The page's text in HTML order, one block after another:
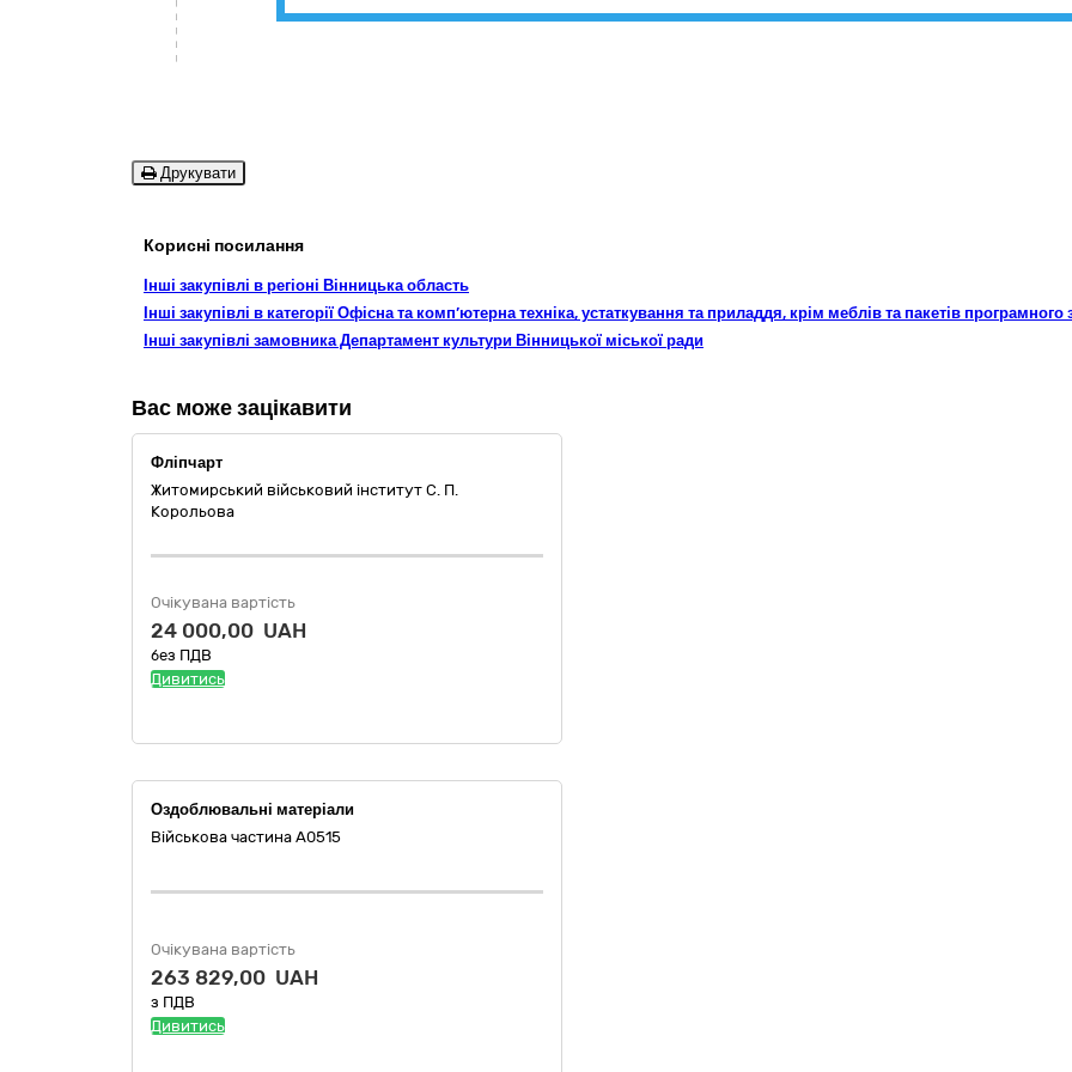
Друкувати
Корисні посилання
Інші закупівлі в регіоні Вінницька область
Інші закупівлі в категорії Офісна та комп’ютерна техніка, устаткування та приладдя, крім меблів та пакетів програмного
Інші закупівлі замовника Департамент культури Вінницької міської ради
Вас може зацікавити
Фліпчарт
Житомирський військовий інститут С. П.
Корольова
Очікувана вартість
24 000,00 UAH
без ПДВ
Дивитись
Оздоблювальні матеріали
Військова частина А0515
Очікувана вартість
263 829,00 UAH
з ПДВ
Дивитись